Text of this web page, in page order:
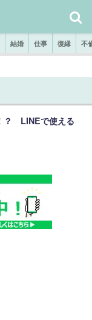
結婚 仕事 復縁 不
？ LINEで使える